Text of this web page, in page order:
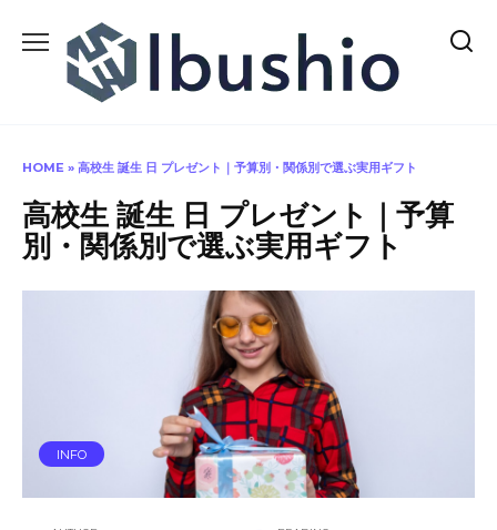
content
HOME » 高校生 誕生 日 プレゼント｜予算別・関係別で選ぶ実用ギフト
高校生 誕生 日 プレゼント｜予算
別・関係別で選ぶ実用ギフト
INFO